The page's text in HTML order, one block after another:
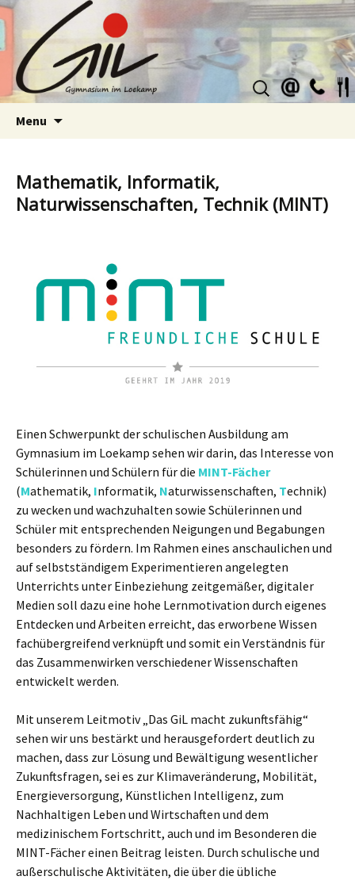
Suchen
nach:
Menu
Mathematik, Informatik,
Naturwissenschaften, Technik (MINT)
Einen Schwerpunkt der schulischen Ausbildung am
Gymnasium im Loekamp sehen wir darin, das Interesse von
Schülerinnen und Schülern für die MINT-Fächer
(Mathematik, Informatik, Naturwissenschaften, Technik)
zu wecken und wachzuhalten sowie Schülerinnen und
Schüler mit entsprechenden Neigungen und Begabungen
besonders zu fördern. Im Rahmen eines anschaulichen und
auf selbstständigem Experimentieren angelegten
Unterrichts unter Einbeziehung zeitgemäßer, digitaler
Medien soll dazu eine hohe Lernmotivation durch eigenes
Entdecken und Arbeiten erreicht, das erworbene Wissen
fachübergreifend verknüpft und somit ein Verständnis für
das Zusammenwirken verschiedener Wissenschaften
entwickelt werden.
Mit unserem Leitmotiv „Das GiL macht zukunftsfähig“
sehen wir uns bestärkt und herausgefordert deutlich zu
machen, dass zur Lösung und Bewältigung wesentlicher
Zukunftsfragen, sei es zur Klimaveränderung, Mobilität,
Energieversorgung, Künstlichen Intelligenz, zum
Nachhaltigen Leben und Wirtschaften und dem
medizinischem Fortschritt, auch und im Besonderen die
MINT-Fächer einen Beitrag leisten. Durch schulische und
außerschulische Aktivitäten, die über die übliche